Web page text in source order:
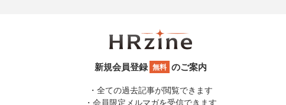
新規会員登録 無料 のご案内
・全ての過去記事が閲覧できます
・会員限定メルマガを受信できます